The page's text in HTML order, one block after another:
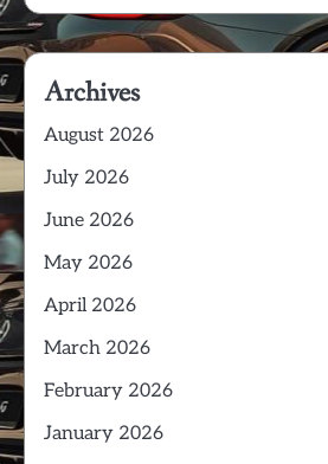
Archives
August 2026
July 2026
June 2026
May 2026
April 2026
March 2026
February 2026
January 2026